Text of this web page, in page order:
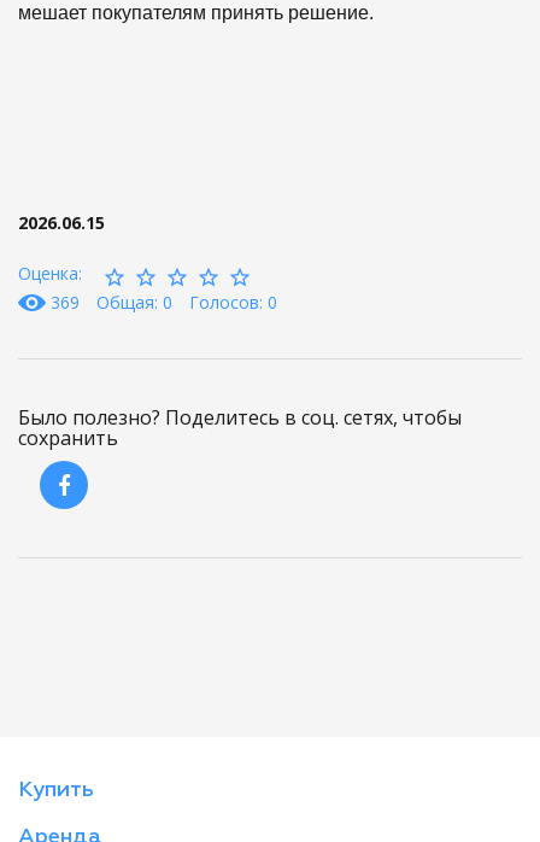
мешает покупателям принять решение.
2026.06.15
Оценка:
369
Общая: 0 Голосов: 0
Было полезно? Поделитесь в соц. сетях, чтобы
сохранить
Купить
Аренда